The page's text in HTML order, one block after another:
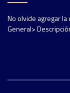
No olvide agregar
General>